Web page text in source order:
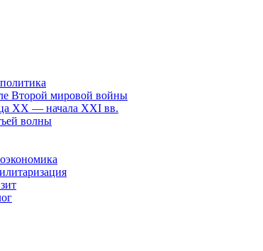
Второй мировой войны
XX — начала XXI вв.
волны